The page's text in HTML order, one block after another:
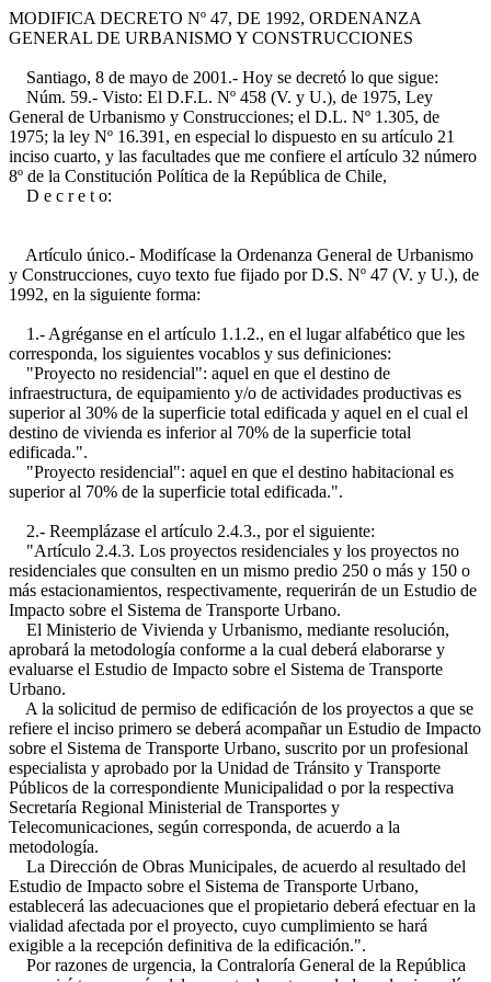
MODIFICA DECRETO Nº 47, DE 1992, ORDENANZA
GENERAL DE URBANISMO Y CONSTRUCCIONES
Santiago, 8 de mayo de 2001.- Hoy se decretó lo que sigue:
Núm. 59.- Visto: El D.F.L. Nº 458 (V. y U.), de 1975, Ley
General de Urbanismo y Construcciones; el D.L. Nº 1.305, de
1975; la ley Nº 16.391, en especial lo dispuesto en su artículo 21
inciso cuarto, y las facultades que me confiere el artículo 32 número
8º de la Constitución Política de la República de Chile,
D e c r e t o:
Artículo único.- Modifícase la Ordenanza General de Urbanismo
y Construcciones, cuyo texto fue fijado por D.S. Nº 47 (V. y U.), de
1992, en la siguiente forma:
1.- Agréganse en el artículo 1.1.2., en el lugar alfabético que les
corresponda, los siguientes vocablos y sus definiciones:
"Proyecto no residencial": aquel en que el destino de
infraestructura, de equipamiento y/o de actividades productivas es
superior al 30% de la superficie total edificada y aquel en el cual el
destino de vivienda es inferior al 70% de la superficie total
edificada.".
"Proyecto residencial": aquel en que el destino habitacional es
superior al 70% de la superficie total edificada.".
2.- Reemplázase el artículo 2.4.3., por el siguiente:
"Artículo 2.4.3. Los proyectos residenciales y los proyectos no
residenciales que consulten en un mismo predio 250 o más y 150 o
más estacionamientos, respectivamente, requerirán de un Estudio de
Impacto sobre el Sistema de Transporte Urbano.
El Ministerio de Vivienda y Urbanismo, mediante resolución,
aprobará la metodología conforme a la cual deberá elaborarse y
evaluarse el Estudio de Impacto sobre el Sistema de Transporte
Urbano.
A la solicitud de permiso de edificación de los proyectos a que se
refiere el inciso primero se deberá acompañar un Estudio de Impacto
sobre el Sistema de Transporte Urbano, suscrito por un profesional
especialista y aprobado por la Unidad de Tránsito y Transporte
Públicos de la correspondiente Municipalidad o por la respectiva
Secretaría Regional Ministerial de Transportes y
Telecomunicaciones, según corresponda, de acuerdo a la
metodología.
La Dirección de Obras Municipales, de acuerdo al resultado del
Estudio de Impacto sobre el Sistema de Transporte Urbano,
establecerá las adecuaciones que el propietario deberá efectuar en la
vialidad afectada por el proyecto, cuyo cumplimiento se hará
exigible a la recepción definitiva de la edificación.".
Por razones de urgencia, la Contraloría General de la República